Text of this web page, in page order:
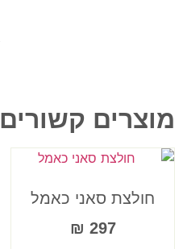
מוצרים קשורים
חולצת סאני כאמל
297
₪